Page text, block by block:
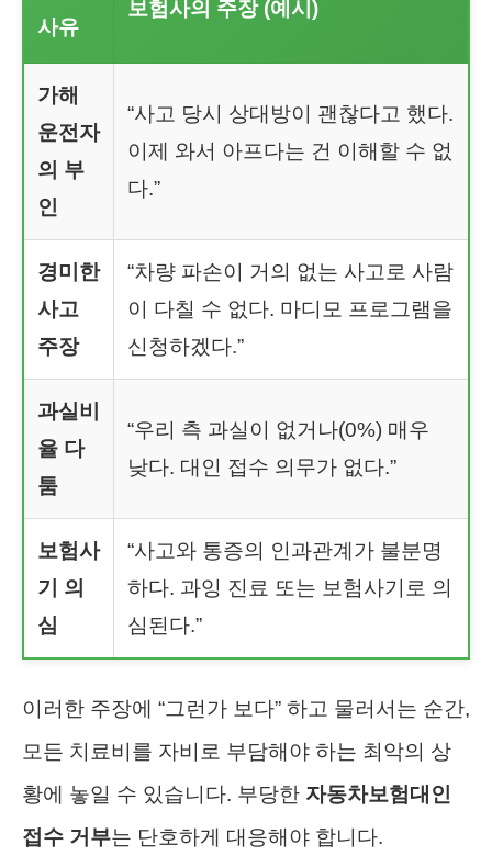
사유
보험사의 주장 (예시)
가해
운전자
의 부
인
“사고 당시 상대방이 괜찮다고 했다.
이제 와서 아프다는 건 이해할 수 없
다.”
경미한
사고
주장
“차량 파손이 거의 없는 사고로 사람
이 다칠 수 없다. 마디모 프로그램을
신청하겠다.”
과실비
율 다
툼
“우리 측 과실이 없거나(0%) 매우
낮다. 대인 접수 의무가 없다.”
보험사
기 의
심
“사고와 통증의 인과관계가 불분명
하다. 과잉 진료 또는 보험사기로 의
심된다.”
이러한 주장에 “그런가 보다” 하고 물러서는 순간,
모든 치료비를 자비로 부담해야 하는 최악의 상
황에 놓일 수 있습니다. 부당한 자동차보험대인
접수 거부는 단호하게 대응해야 합니다.